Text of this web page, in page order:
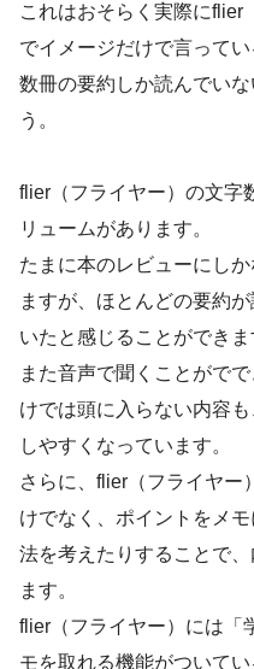
これはおそらく実際にflier
でイメージだけで言って
数冊の要約しか読んでい
う。
flier（フライヤー）の文字
リュームがあります。
たまに本のレビューにし
ますが、ほとんどの要約
いたと感じることができま
また音声で聞くことがで
けでは頭に入らない内容
しやすくなっています。
さらに、flier（フライヤー
けでなく、ポイントをメ
法を考えたりすることで
ます。
flier（フライヤー）には「
モを取れる機能がついて